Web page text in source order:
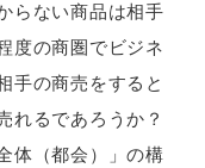
らない商品は相手
度の商圏でビジネ
手の商売をすると
れるであろうか？
体（都会）」の構